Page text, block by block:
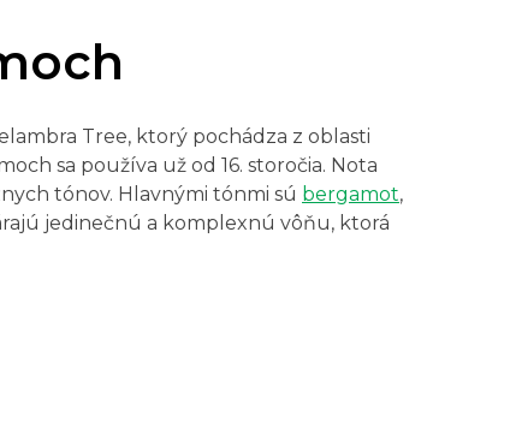
Tree, ktorý pochádza z oblasti
sa používa už od 16. storočia. Nota
tónov. Hlavnými tónmi sú bergamot,
jedinečnú a komplexnú vôňu, ktorá